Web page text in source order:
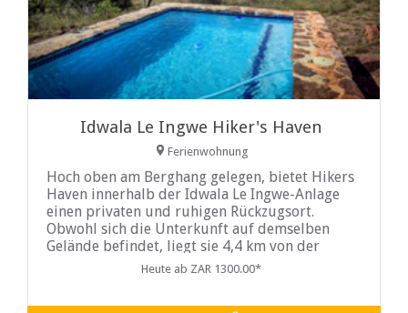
Idwala Le Ingwe Hiker's Haven
Ferienwohnung
Hoch oben am Berghang gelegen, bietet Hikers
Haven innerhalb der Idwala Le Ingwe-Anlage
einen privaten und ruhigen Rückzugsort.
Obwohl sich die Unterkunft auf demselben
Gelände befindet, liegt sie 4,4 km von der
Hauptlodge entfernt und garantiert so
Heute ab ZAR 1300.00*